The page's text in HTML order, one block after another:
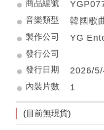
商品編號
音樂類型 韓國歌
製作公司 YG
發行公司
發行日期
2026/
內裝片數 1
(目前無現貨)